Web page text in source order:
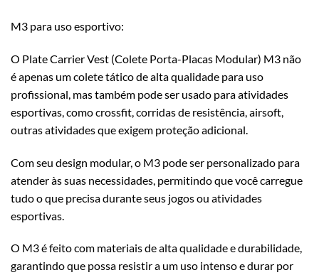
M3 para uso esportivo:
O Plate Carrier Vest (Colete Porta-Placas Modular) M3 não
é apenas um colete tático de alta qualidade para uso
profissional, mas também pode ser usado para atividades
esportivas, como crossfit, corridas de resistência, airsoft,
outras atividades que exigem proteção adicional.
Com seu design modular, o M3 pode ser personalizado para
atender às suas necessidades, permitindo que você carregue
tudo o que precisa durante seus jogos ou atividades
esportivas.
O M3 é feito com materiais de alta qualidade e durabilidade,
garantindo que possa resistir a um uso intenso e durar por